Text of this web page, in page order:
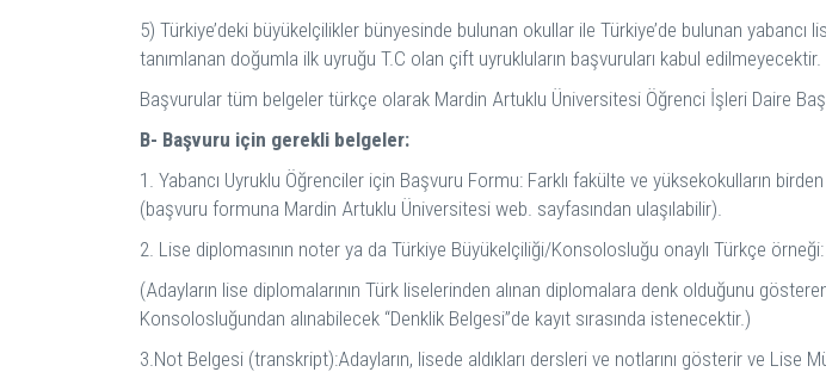
5) Türkiye’deki büyükelçilikler bünyesinde bulunan okullar ile Türkiye’de bulunan
tanımlanan doğumla ilk uyruğu T.C olan çift uyrukluların başvuruları kabul edilmeyecektir.
Başvurular tüm belgeler türkçe olarak Mardin Artuklu Üniversitesi Öğrenci İşleri Daire
B- Başvuru için gerekli belgeler:
1. Yabancı Uyruklu Öğrenciler için Başvuru Formu: Farklı fakülte ve yüksekokulların
(başvuru formuna Mardin Artuklu Üniversitesi web. sayfasından ulaşılabilir).
2. Lise diplomasının noter ya da Türkiye Büyükelçiliği/Konsolosluğu onaylı Türkçe örneği:
(Adayların lise diplomalarının Türk liselerinden alınan diplomalara denk olduğunu
Konsolosluğundan alınabilecek “Denklik Belgesi”de kayıt sırasında istenecektir.)
3.Not Belgesi (transkript):Adayların, lisede aldıkları dersleri ve notlarını gösterir ve Lise